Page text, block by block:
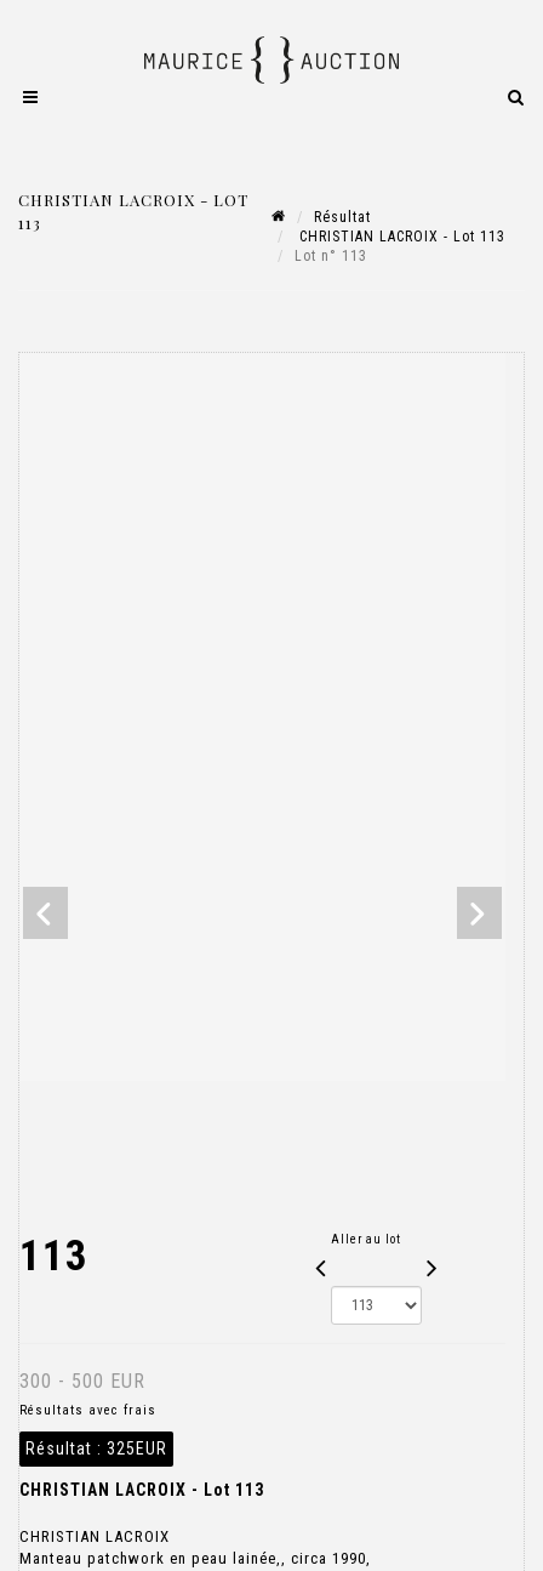
CHRISTIAN LACROIX - LOT
113
Résultat
CHRISTIAN LACROIX - Lot 113
Lot n° 113
113 Aller au lot
300 - 500 EUR
Résultats avec frais
Résultat : 325EUR
CHRISTIAN LACROIX - Lot 113
CHRISTIAN LACROIX
Manteau patchwork en peau lainée,, circa 1990,